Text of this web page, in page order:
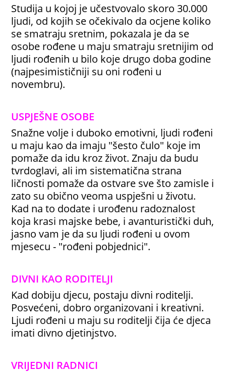
Studija u kojoj je učestvovalo skoro 30.000
ljudi, od kojih se očekivalo da ocjene koliko
se smatraju sretnim, pokazala je da se
osobe rođene u maju smatraju sretnijim od
ljudi rođenih u bilo koje drugo doba godine
(najpesimističniji su oni rođeni u
novembru).
USPJEŠNE OSOBE
Snažne volje i duboko emotivni, ljudi rođeni
u maju kao da imaju "šesto čulo" koje im
pomaže da idu kroz život. Znaju da budu
tvrdoglavi, ali im sistematična strana
ličnosti pomaže da ostvare sve što zamisle i
zato su obično veoma uspješni u životu.
Kad na to dodate i urođenu radoznalost
koja krasi majske bebe, i avanturistički duh,
jasno vam je da su ljudi rođeni u ovom
mjesecu - "rođeni pobjednici".
DIVNI KAO RODITELJI
Kad dobiju djecu, postaju divni roditelji.
Posvećeni, dobro organizovani i kreativni.
Ljudi rođeni u maju su roditelji čija će djeca
imati divno djetinjstvo.
VRIJEDNI RADNICI